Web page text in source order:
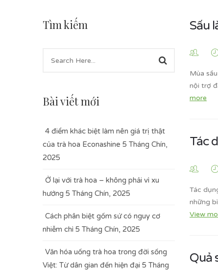
Tìm kiếm
Bài viết mới
4 điểm khác biệt làm nên giá trị thật
của trà hoa Econashine 5 Tháng Chín,
2025
Ở lại với trà hoa – không phải vì xu
hướng 5 Tháng Chín, 2025
Cách phân biệt gốm sứ có nguy cơ
nhiễm chì 5 Tháng Chín, 2025
Văn hóa uống trà hoa trong đời sống
Việt: Từ dân gian đến hiện đại 5 Tháng
Sấu
Mùa
nội trợ
more
Tác
Tác
những
View
Quả